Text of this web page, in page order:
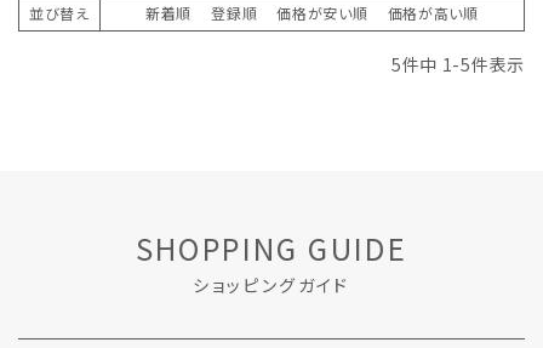
並び替え 新着順 登録順 価格が安い順 価格が高い順
5件中 1 -5件表示
SHOPPING GUIDE
ショッピングガイド